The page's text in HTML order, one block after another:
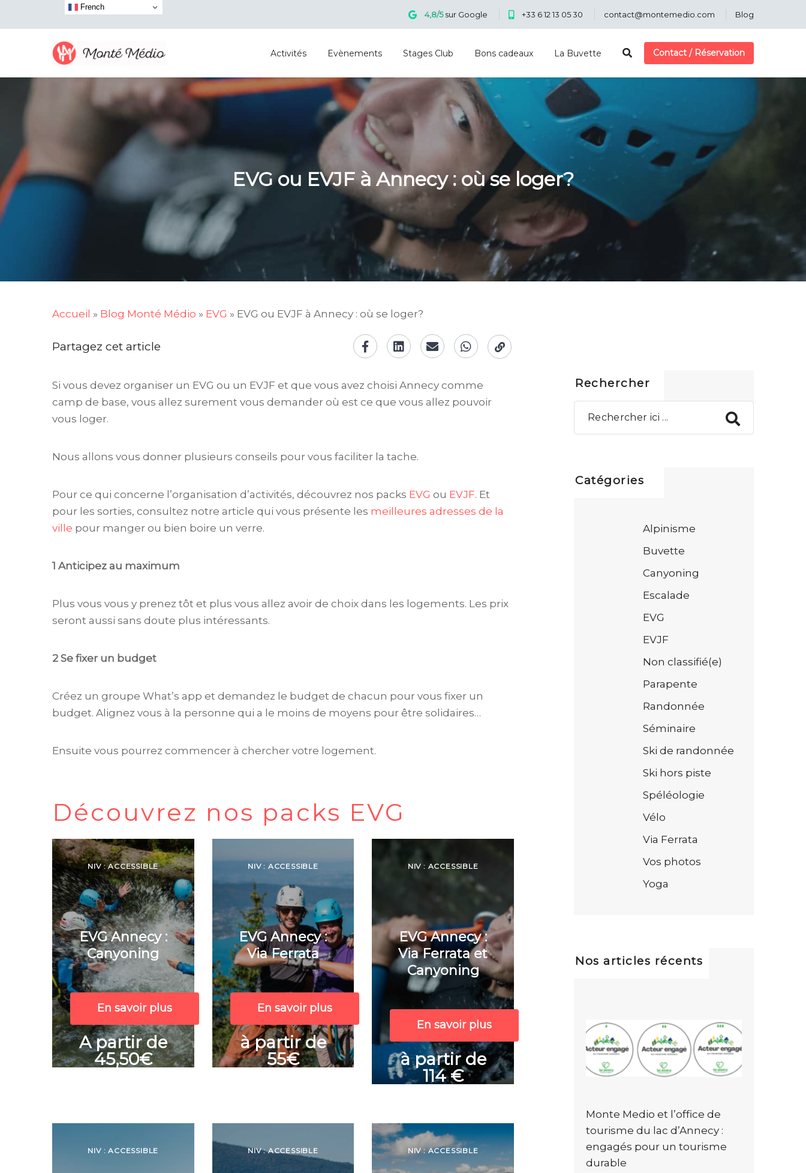
4,8/5sur Google +33 6 12 13 05 30 contact@montemedio.com Blog
Activités Evènements Stages Club Bons cadeaux La Buvette Contact / Réservation
EVG ou EVJF à Annecy : où se loger?
Accueil » Blog Monté Médio » EVG » EVG ou EVJF à Annecy : où se loger?
Partagez cet article
Si vous devez organiser un EVG ou un EVJF et que vous avez choisi Annecy comme
camp de base, vous allez surement vous demander où est ce que vous allez pouvoir
vous loger.
Nous allons vous donner plusieurs conseils pour vous faciliter la tache.
Pour ce qui concerne l’organisation d’activités, découvrez nos packs EVG ou EVJF. Et
pour les sorties, consultez notre article qui vous présente les meilleures adresses de la
ville pour manger ou bien boire un verre.
1 Anticipez au maximum
Plus vous vous y prenez tôt et plus vous allez avoir de choix dans les logements. Les prix
seront aussi sans doute plus intéressants.
2 Se fixer un budget
Créez un groupe What’s app et demandez le budget de chacun pour vous fixer un
budget. Alignez vous à la personne qui a le moins de moyens pour être solidaires…
Ensuite vous pourrez commencer à chercher votre logement.
Découvrez nos packs EVG
NIV : ACCESSIBLE
EVG Annecy :
Canyoning
En savoir plus
A partir de
45,50€
NIV : ACCESSIBLE
EVG Annecy :
Via Ferrata
En savoir plus
à partir de
55€
NIV : ACCESSIBLE
EVG Annecy :
Via Ferrata et
Canyoning
En savoir plus
à partir de
114 €
NIV : ACCESSIBLE NIV : ACCESSIBLE NIV : ACCESSIBLE
Rechercher
Catégories
Alpinisme
Buvette
Canyoning
Escalade
EVG
EVJF
Non classifié(e)
Parapente
Randonnée
Séminaire
Ski de randonnée
Ski hors piste
Spéléologie
Vélo
Via Ferrata
Vos photos
Yoga
Nos articles récents
Monte Medio et l’office de
tourisme du lac d’Annecy :
engagés pour un tourisme
durable
French